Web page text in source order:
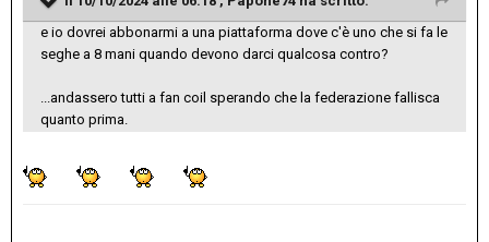
e io dovrei abbonarmi a una piattaforma dove c'è uno che si fa le
seghe a 8 mani quando devono darci qualcosa contro?
...andassero tutti a fan coil sperando che la federazione fallisca
quanto prima.